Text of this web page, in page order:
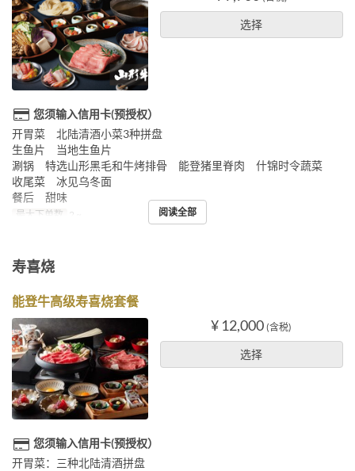
选择
您须输入信用卡(预授权）
开胃菜 北陆清酒小菜3种拼盘
生鱼片 当地生鱼片
涮锅 特选山形黑毛和牛烤排骨 能登猪里脊肉 什锦时令蔬菜
收尾菜 冰见乌冬面
餐后 甜味
最大下单数 2 ~ 阅读全部
寿喜烧
能登牛高级寿喜烧套餐
¥ 12,000 (含税)
选择
您须输入信用卡(预授权）
开胃菜：三种北陆清酒拼盘